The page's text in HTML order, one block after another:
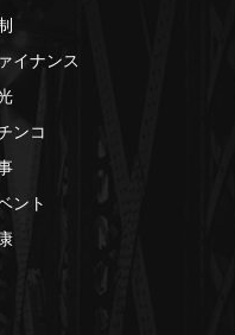
イナンス
ンコ
ント